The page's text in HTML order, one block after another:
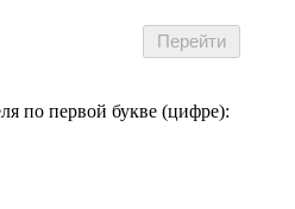
по первой букве (цифре):